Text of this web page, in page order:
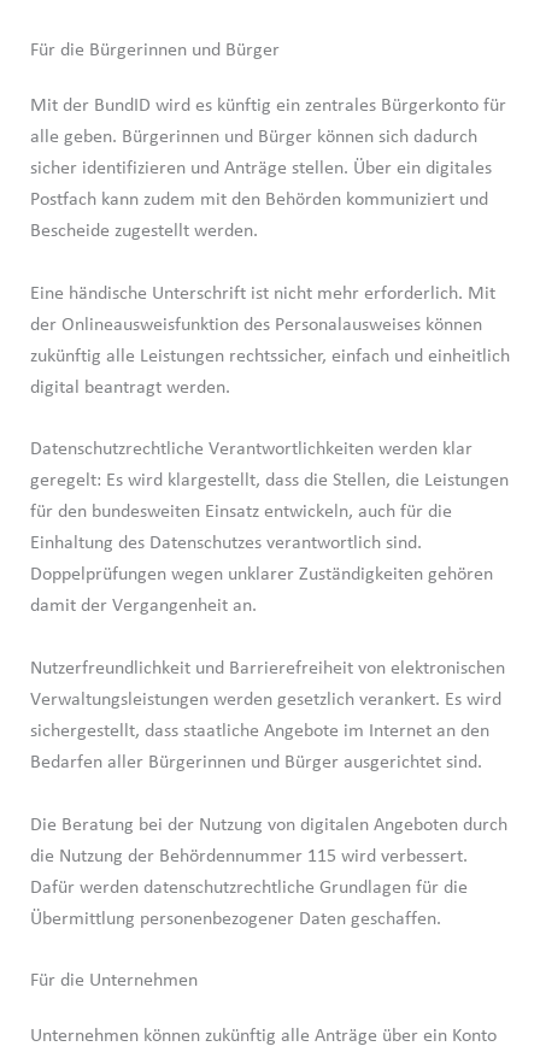
Für die Bürgerinnen und Bürger
Mit der BundID wird es künftig ein zentrales Bürgerkonto für
alle geben. Bürgerinnen und Bürger können sich dadurch
sicher identifizieren und Anträge stellen. Über ein digitales
Postfach kann zudem mit den Behörden kommuniziert und
Bescheide zugestellt werden.
Eine händische Unterschrift ist nicht mehr erforderlich. Mit
der Onlineausweisfunktion des Personalausweises können
zukünftig alle Leistungen rechtssicher, einfach und einheitlich
digital beantragt werden.
Datenschutzrechtliche Verantwortlichkeiten werden klar
geregelt: Es wird klargestellt, dass die Stellen, die Leistungen
für den bundesweiten Einsatz entwickeln, auch für die
Einhaltung des Datenschutzes verantwortlich sind.
Doppelprüfungen wegen unklarer Zuständigkeiten gehören
damit der Vergangenheit an.
Nutzerfreundlichkeit und Barrierefreiheit von elektronischen
Verwaltungsleistungen werden gesetzlich verankert. Es wird
sichergestellt, dass staatliche Angebote im Internet an den
Bedarfen aller Bürgerinnen und Bürger ausgerichtet sind.
Die Beratung bei der Nutzung von digitalen Angeboten durch
die Nutzung der Behördennummer 115 wird verbessert.
Dafür werden datenschutzrechtliche Grundlagen für die
Übermittlung personenbezogener Daten geschaffen.
Für die Unternehmen
Unternehmen können zukünftig alle Anträge über ein Konto